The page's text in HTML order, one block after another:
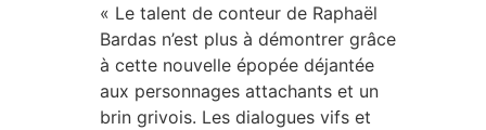
« Le talent de conteur de Raphaël
Bardas n’est plus à démontrer grâce
à cette nouvelle épopée déjantée
aux personnages attachants et un
brin grivois. Les dialogues vifs et